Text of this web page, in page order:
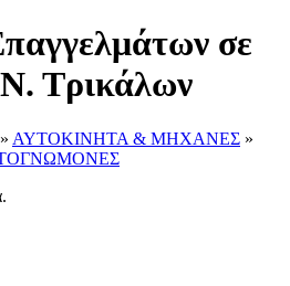
σε
Τρικάλων
» ΑΥΤΟΚΙΝΗΤΑ & ΜΗΧΑΝΕΣ »